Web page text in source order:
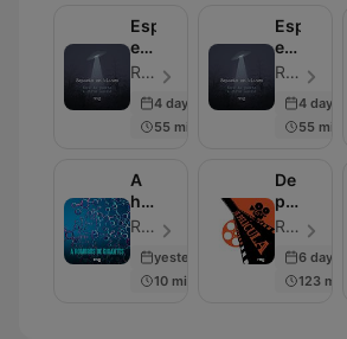
Espacio
en
blanco
Radio Nacional - Episodio 20
4 days ago
55 min
Espacio
en
blanco
Radio Nacional - Episodio 20
4 days
55 min
A
hombros
de
gigantes
Radio 5 - Episodio 21
yesterday
10 min
De
película
-Radio Nacional - Episodio 20
6 days
123 min